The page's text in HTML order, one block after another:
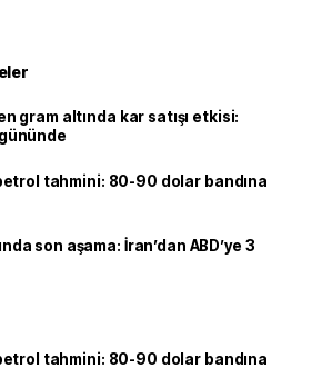
gram altında kar satışı etkisi:
tahmini: 80-90 dolar bandına
son aşama: İran’dan ABD’ye 3
tahmini: 80-90 dolar bandına